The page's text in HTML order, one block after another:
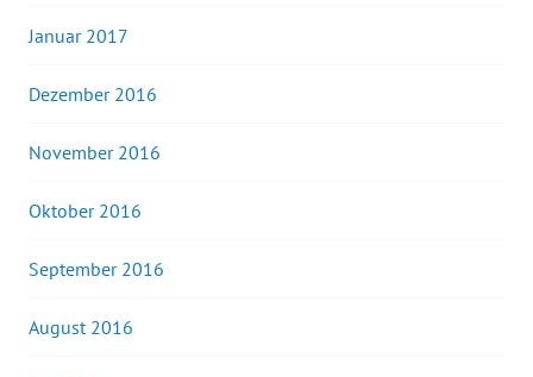
Januar 2017
Dezember 2016
November 2016
Oktober 2016
September 2016
August 2016